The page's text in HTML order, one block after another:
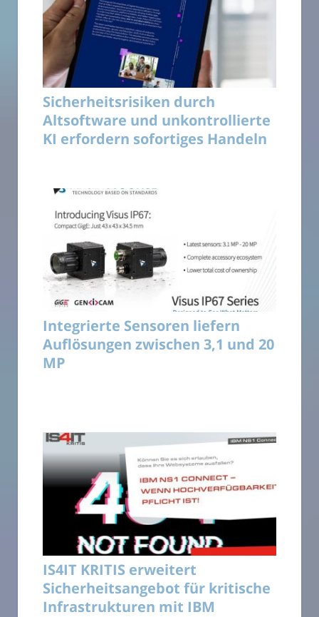
Sicherheitsrisiken durch
Altsoftware und unkontrollierte
KI erfordern sofortiges Handeln
Integrierte Sensoren liefern
Auflösungen zwischen 3,1 und 20
MP
IS4IT KRITIS erweitert
Sicherheitsangebot für kritische
Infrastrukturen mit IBM